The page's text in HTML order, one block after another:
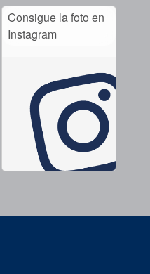
Consigue la foto en
Instagram